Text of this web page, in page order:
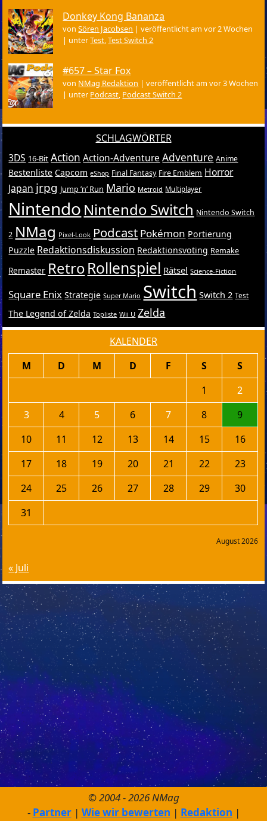
Donkey Kong Bananza
vonSören Jacobsen |veröffentlicht am vor 2 Wochen
| unterTest,Test Switch 2
#657 – Star Fox
von NMag Redaktion |veröffentlicht am vor 3 Wochen
| unter Podcast, Podcast Switch 2
SCHLAGWÖRTER
3DS 16-Bit Action Action-Adventure Adventure Anime
Bestenliste Capcom eShop Final Fantasy Fire Emblem Horror
Japan jrpg Jump ’n’ Run Mario Metroid Multiplayer
Nintendo Nintendo Switch Nintendo Switch
2 NMag Pixel-Look Podcast Pokémon Portierung
Puzzle Redaktionsdiskussion Redaktionsvoting Remake
Remaster RetroRollenspiel Rätsel Science-Fiction
Square Enix Strategie Super Mario Switch Switch 2 Test
The Legend of Zelda Topliste Wii U Zelda
KALENDER
August 2026
M D M D F S
S
1
2
3
4 5 6 7 8
9
10
11 12 13 14 15
16
17
18 19 20 21 22
23
24
25 26 27 28 29
30
31
« Juli
© 2004 - 2026 NMag
Partner
Wie wir bewerten
Redaktion